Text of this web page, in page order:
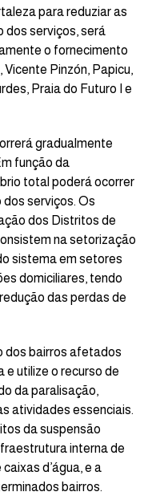
para reduziar as
dos serviços, será
o fornecimento
Pinzón, Papicu,
Praia do Futuro I e
gradualmente
função da
total poderá ocorrer
serviços. Os
dos Distritos de
na setorização
sistema em setores
domiciliares, tendo
das perdas de
dos bairros afetados
e utilize o recurso de
da paralisação,
atividades essenciais.
da suspensão
interna de
d’água, e a
bairros.